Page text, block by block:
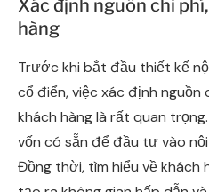
Xác định nguồn chi
hàng
Trước khi bắt đầu thiết kế
cổ điển, việc xác định
khách hàng là rất quan
vốn có sẵn để đầu tư vào
Đồng thời, tìm hiểu về khách